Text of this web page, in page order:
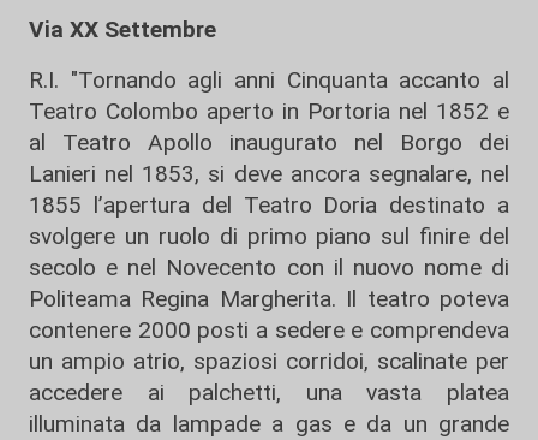
Via XX Settembre
R.I. "Tornando agli anni Cinquanta accanto al
Teatro Colombo aperto in Portoria nel 1852 e
al Teatro Apollo inaugurato nel Borgo dei
Lanieri nel 1853, si deve ancora segnalare, nel
1855 l’apertura del Teatro Doria destinato a
svolgere un ruolo di primo piano sul finire del
secolo e nel Novecento con il nuovo nome di
Politeama Regina Margherita. Il teatro poteva
contenere 2000 posti a sedere e comprendeva
un ampio atrio, spaziosi corridoi, scalinate per
accedere ai palchetti, una vasta platea
illuminata da lampade a gas e da un grande